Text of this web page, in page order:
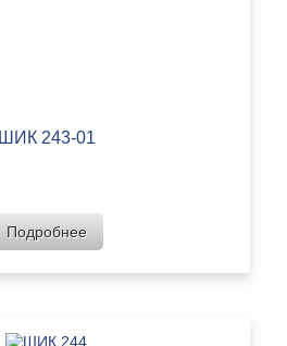
ШИК 243-01
Подробнее